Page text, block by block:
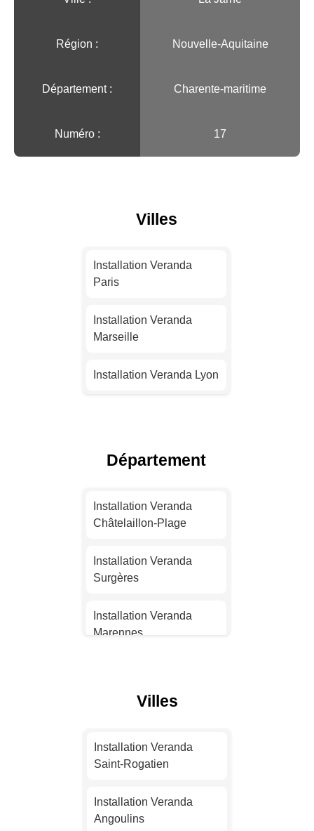
Région :️ Nouvelle-Aquitaine
Département : Charente-maritime
Numéro : 17
Villes
Installation Veranda
Paris
Installation Veranda
Marseille
Installation Veranda Lyon
Installation Veranda Nice
Installation Veranda
Nantes
Installation Veranda
Strasbourg
Installation Veranda
Montpellier
Installation Veranda
Installation Veranda
Département
Installation Veranda
Châtelaillon-Plage
Installation Veranda
Surgères
Installation Veranda
Marennes
Tremblade
Saint-Georges-de-
Didonne
Villes
Installation Veranda
Saint-Rogatien
Installation Veranda
Angoulins